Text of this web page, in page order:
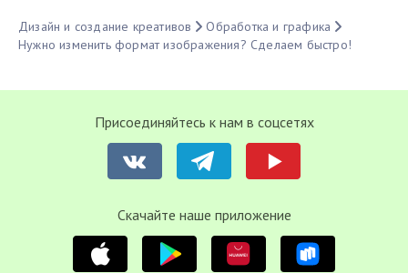
Дизайн и создание креативов
Обработка и графика
Нужно изменить формат изображения? Сделаем быстро!
Присоединяйтесь к нам в соцсетях
Cкачайте наше приложение